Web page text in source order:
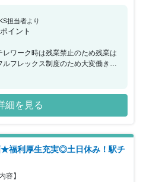
担当者より
イント
ワーク時は残業禁止のため残業は
フレックス制度のため大変働きや
の働きやすい環境づくりに力を入
。
細を見る
★福利厚生充実◎土日休み！駅チ
容】